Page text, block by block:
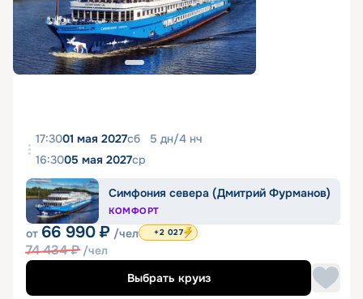
17:3001 мая 2027сб 5 дн/4 нч
16:3005 мая 2027ср
Симфония севера (Дмитрий Фурманов)
КОМФОРТ
от 66 990 ₽ /чел
74 434₽ /чел
+2 027
Выбрать круиз